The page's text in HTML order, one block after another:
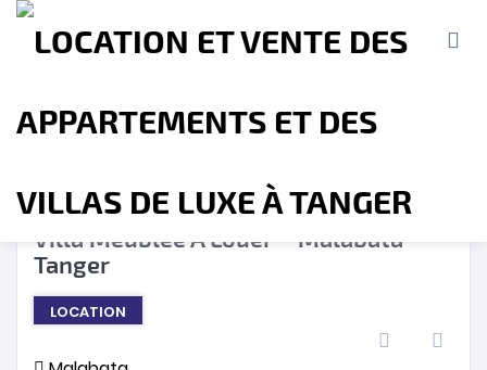
Accueil
Terrains
❮ ❯
Villa Meublée A Louer – Malabata –
Tanger
LOCATION